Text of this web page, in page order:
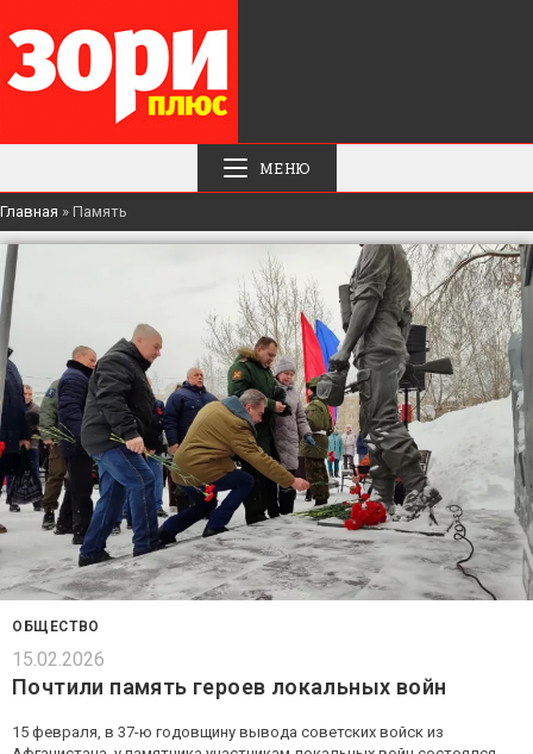
МЕНЮ
Главная » Память
ОБЩЕСТВО
15.02.2026
Почтили память героев локальных войн
15 февраля, в 37-ю годовщину вывода советских войск из